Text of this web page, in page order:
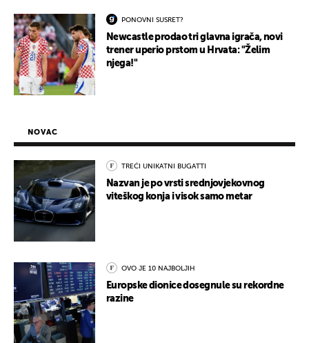
PONOVNI SUSRET?
Newcastle prodao tri glavna igrača, novi
trener uperio prstom u Hrvata: "Želim
njega!"
NOVAC
TREĆI UNIKATNI BUGATTI
Nazvan je po vrsti srednjovjekovnog
viteškog konja i visok samo metar
OVO JE 10 NAJBOLJIH
Europske dionice dosegnule su rekordne
razine